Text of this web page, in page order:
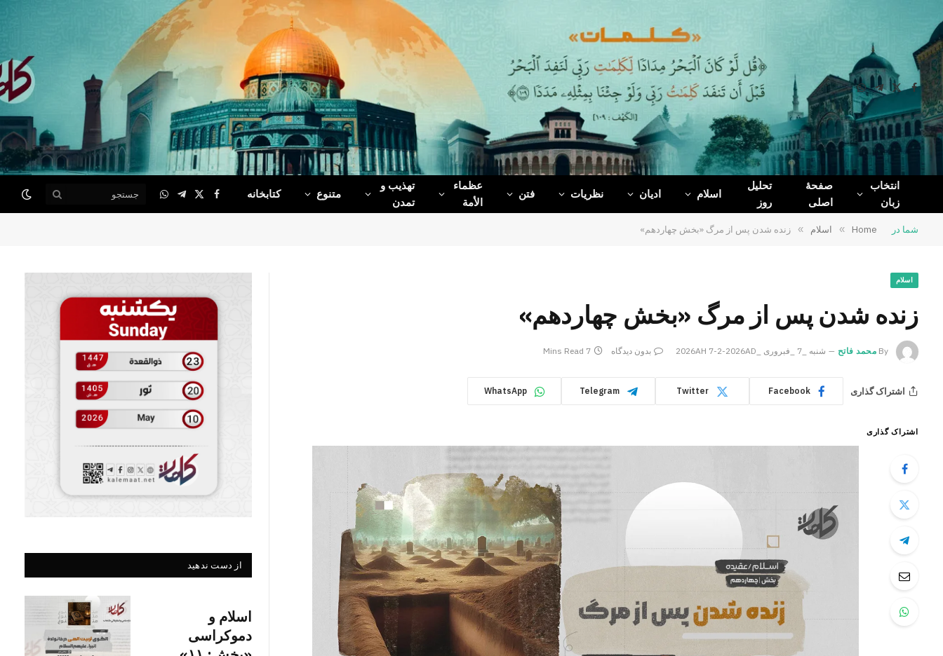
Facebook
X
(Twitter)
Telegram
WhatsApp
انتخاب
زبان
صفحۀ
اصلی
تحلیل
روز
اسلام ادیان نظریات فتن
عظماء‌
الأمة
تهذیب و
تمدن
متنوع کتابخانه Facebook
X
(Twitter)
Telegram
WhatsApp
شما در Home
» اسلام » زنده شدن پس از مرگ «بخش چهاردهم»
اسلام
زنده شدن پس از مرگ «بخش چهاردهم»
By محمد فاتح شنبه _7 _فبروری _2026AH 7-2-2026AD بدون دیدگاه 7 Mins Read
اشتراک گذاری Facebook
Twitter
Telegram
WhatsApp
اشتراک گذاری
از دست ندهید
اسلام و
دموکراسی